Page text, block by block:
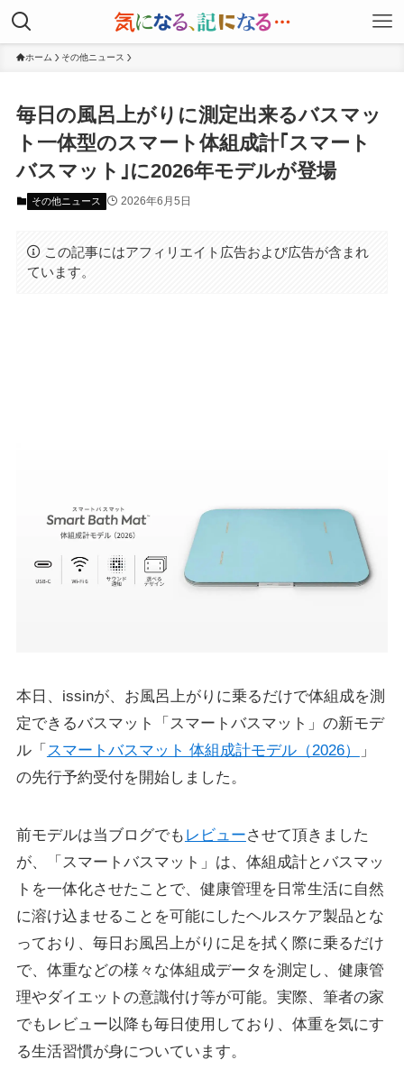
ホーム その他ニュース
毎日の風呂上がりに測定出来るバスマッ
ト一体型のスマート体組成計｢スマート
バスマット｣に2026年モデルが登場
その他ニュース 2026年6月5日
この記事にはアフィリエイト広告および広告が含まれ
ています。
本日、issinが、お風呂上がりに乗るだけで体組成を測
定できるバスマット「スマートバスマット」の新モデ
ル「 スマートバスマット 体組成計モデル（2026）
」
の先行予約受付を開始しました。
前モデルは当ブログでも レビューさせて頂きました
が、「スマートバスマット」は、体組成計とバスマッ
トを一体化させたことで、健康管理を日常生活に自然
に溶け込ませることを可能にしたヘルスケア製品とな
っており、毎日お風呂上がりに足を拭く際に乗るだけ
で、体重などの様々な体組成データを測定し、健康管
理やダイエットの意識付け等が可能。実際、筆者の家
でもレビュー以降も毎日使用しており、体重を気にす
る生活習慣が身についています。